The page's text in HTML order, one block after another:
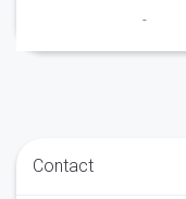
-
Contact